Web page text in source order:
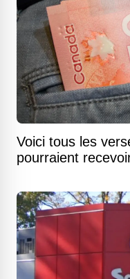
Voici tous les
pourraient